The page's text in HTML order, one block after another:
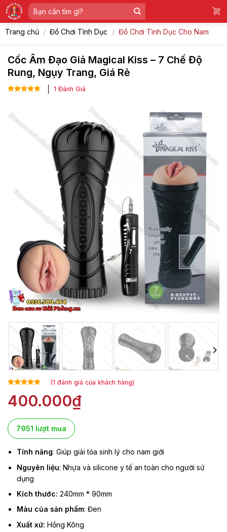
Skip
to
content
Tìm
kiếm:
Trang chủ / Đồ Chơi Tình Dục / Đồ Chơi Tình Dục Cho Nam
Cốc Âm Đạo Giả Magical Kiss – 7 Chế Độ
Rung, Ngụy Trang, Giá Rẻ
đánh giá
1 Đánh Giá
5.00trên 5
dựa trên
(1 đánh giá của khách hàng)
400.000₫
7951 lượt mua
Tính năng: Giúp giải tỏa sinh lý cho nam giới
Nguyên liệu: Nhựa và silicone y tế an toàn cho người sử
dụng
Kích thước:240mm * 90mm
Màu của sản phẩm: Đen
Xuất xứ: Hồng Kông